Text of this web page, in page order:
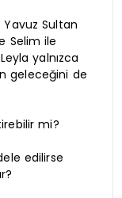
Yavuz Sultan
Selim ile
yalnızca
geleceğini de
mi?
edilirse